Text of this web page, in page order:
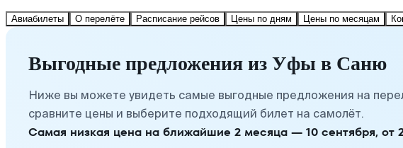
Авиабилеты О перелёте Расписание рейсов Цены по дням Цены по месяцам
Выгодные предложения из Уфы в Саню
Ниже вы можете увидеть самые выгодные предложения на
сравните цены и выберите подходящий билет на самолёт.
Самая низкая цена на ближайшие 2 месяца — 10 сентября, от